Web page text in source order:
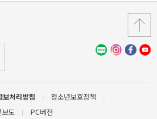
보처리방침
청소년보호정책
보도 PC버전